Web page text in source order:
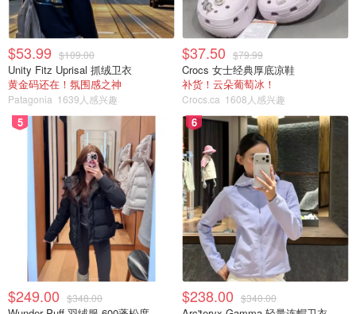
$53.99 $109.00
Unity Fitz Uprisal 抓绒卫衣
黄金码还在！氛围感之神
Patagonia 1639人感兴趣
$37.50 $79.99
Crocs 女士经典厚底凉鞋
补货！云朵葡萄冰！
Crocs.ca 1608人感兴趣
5
$249.00 $348.00
6
$238.00 $340.00